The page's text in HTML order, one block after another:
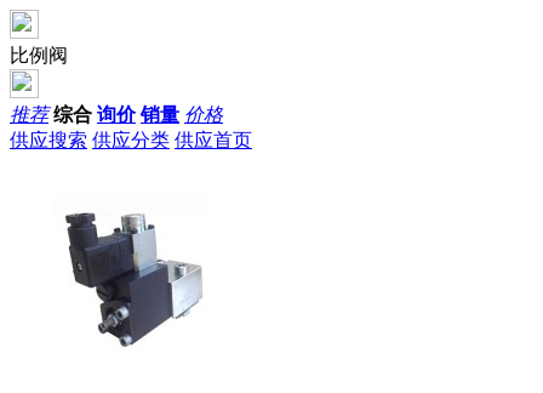
比例阀
推荐 综合 询价 销量 价格
供应搜索 供应分类 供应首页